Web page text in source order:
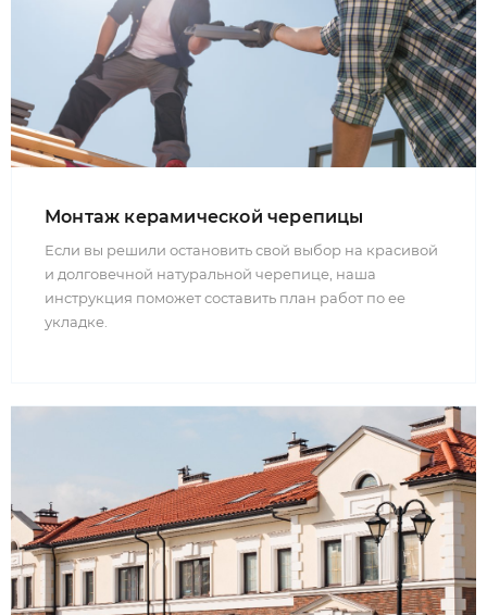
Монтаж керамической черепицы
Если вы решили остановить свой выбор на красивой
и долговечной натуральной черепице, наша
инструкция поможет составить план работ по ее
укладке.